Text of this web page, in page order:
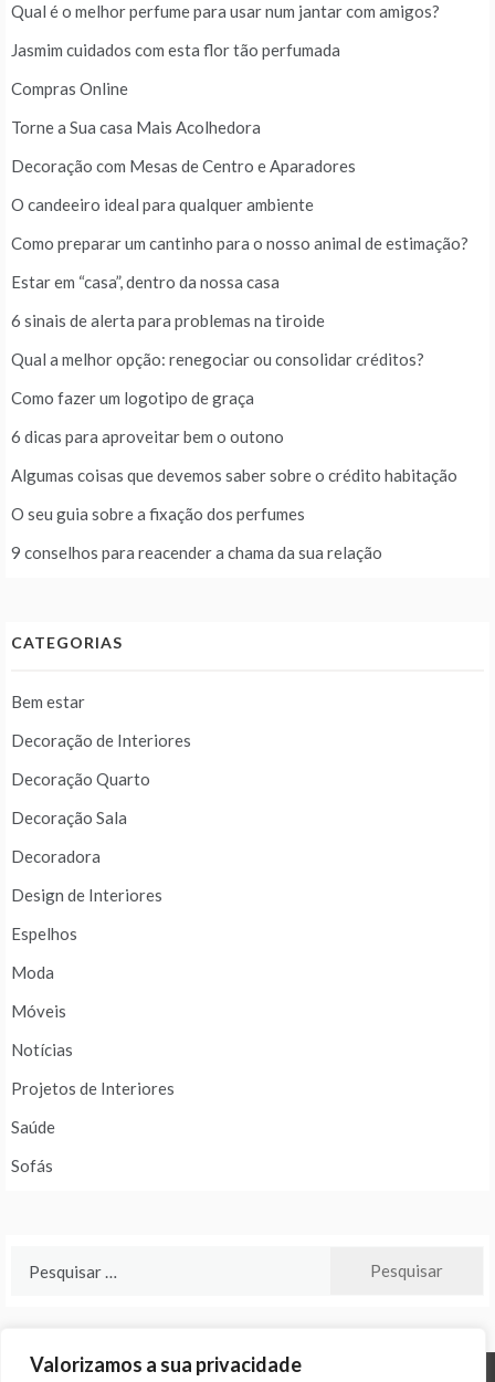
Valorizamos a sua privacidade
Qual é o melhor perfume para usar num jantar com amigos?
Jasmim cuidados com esta flor tão perfumada
Compras Online
Torne a Sua casa Mais Acolhedora
Decoração com Mesas de Centro e Aparadores
O candeeiro ideal para qualquer ambiente
Como preparar um cantinho para o nosso animal de estimação?
Estar em “casa”, dentro da nossa casa
6 sinais de alerta para problemas na tiroide
Qual a melhor opção: renegociar ou consolidar créditos?
Como fazer um logotipo de graça
6 dicas para aproveitar bem o outono
Algumas coisas que devemos saber sobre o crédito habitação
O seu guia sobre a fixação dos perfumes
9 conselhos para reacender a chama da sua relação
CATEGORIAS
Bem estar
Decoração de Interiores
Decoração Quarto
Decoração Sala
Decoradora
Design de Interiores
Espelhos
Moda
Móveis
Notícias
Projetos de Interiores
Saúde
Sofás